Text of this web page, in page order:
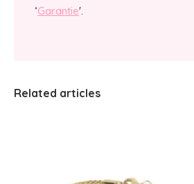
‘Garantie'.
Related articles